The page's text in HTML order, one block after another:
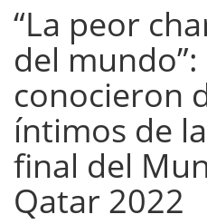
“La peor
del mundo”:
conocieron
íntimos de
final del
Qatar 2022